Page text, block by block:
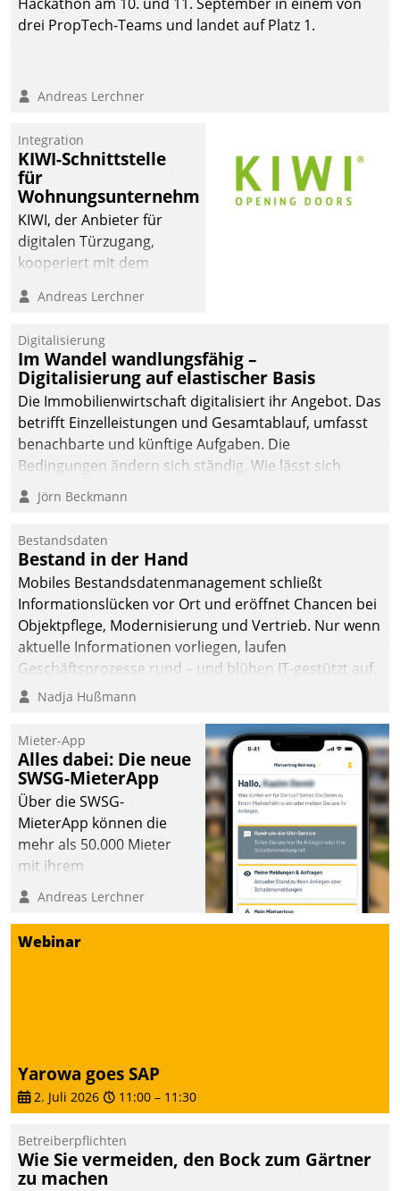
automatisiert, vollständig
und auf Wunsch über
Kommunikationswege bei
drei PropTech-Teams und landet auf Platz 1.
Andreas Lerchner
Integration
KIWI-Schnittstelle
für
Wohnungsunternehmen
KIWI, der Anbieter für
digitalen Türzugang,
kooperiert mit dem
Softwareentwicklungshaus
Andreas Lerchner
Digitalisierung
Im Wandel wandlungsfähig –
Digitalisierung auf elastischer Basis
Die Immobilienwirtschaft digitalisiert ihr Angebot. Das
betrifft Einzelleistungen und Gesamtablauf, umfasst
benachbarte und künftige Aufgaben. Die
Bedingungen ändern sich ständig. Wie lässt sich
technisch die Kontrolle wahren und zugleich Freiraum
fürs Wachsen öffnen?
Jörn Beckmann
Bestandsdaten
Bestand in der Hand
Mobiles Bestandsdatenmanagement schließt
Informationslücken vor Ort und eröffnet Chancen bei
Objektpflege, Modernisierung und Vertrieb. Nur wenn
aktuelle Informationen vorliegen, laufen
Geschäftsprozesse rund – und blühen IT-gestützt auf.
Nadja Hußmann
Mieter-App
Alles dabei: Die neue
SWSG-MieterApp
Über die SWSG-
MieterApp können die
mehr als 50.000 Mieter
mit ihrem
Wohnungsunternehmen
kommunizieren, auf dem
Laufenden bleiben, Daten
einsehen und ändern
Andreas Lerchner
Webinar
Yarowa goes SAP
2. Juli 2026 11:00 – 11:30
Betreiberpflichten
Wie Sie vermeiden, den Bock zum Gärtner
zu machen